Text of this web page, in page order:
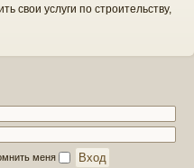
свои услуги по строительству,
меня